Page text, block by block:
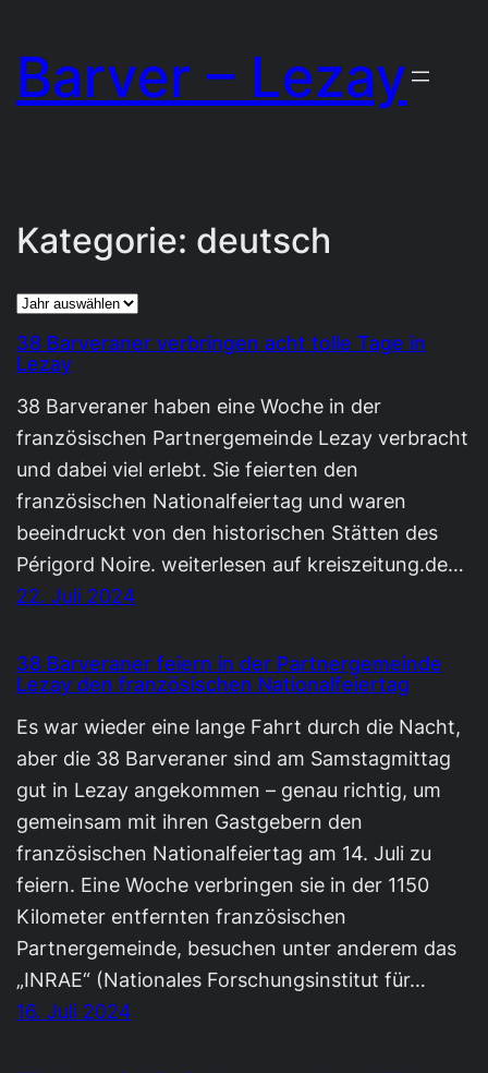
Inhalt
springen
Barver – Lezay
Kategorie: deutsch
Archiv
38 Barveraner verbringen acht tolle Tage in
Lezay
38 Barveraner haben eine Woche in der
französischen Partnergemeinde Lezay verbracht
und dabei viel erlebt. Sie feierten den
französischen Nationalfeiertag und waren
beeindruckt von den historischen Stätten des
Périgord Noire. weiterlesen auf kreiszeitung.de…
22. Juli 2024
38 Barveraner feiern in der Partnergemeinde
Lezay den französischen Nationalfeiertag
Es war wieder eine lange Fahrt durch die Nacht,
aber die 38 Barveraner sind am Samstagmittag
gut in Lezay angekommen – genau richtig, um
gemeinsam mit ihren Gastgebern den
französischen Nationalfeiertag am 14. Juli zu
feiern. Eine Woche verbringen sie in der 1150
Kilometer entfernten französischen
Partnergemeinde, besuchen unter anderem das
„INRAE“ (Nationales Forschungsinstitut für…
16. Juli 2024